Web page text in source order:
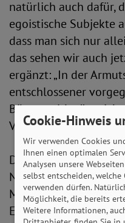
natürlich auch dafür,
egoistische Subjekte
dass man sich nur
das sehen wir auch
ergänzt: „In der
entschlossener
Bürgergeld wäre
Vergleich zu Hartz IV.“
Dem Geschäftsführer
Niedersachsen, Dirk
Menschen auch
Entscheidungen im
Cookie-Hinweis
Wir verwenden Cookies
Ihnen einen optimalen
Analysen unsere
selbst entscheiden,
verwenden dürfen.
Möglichkeit, die bereits
Weitere Informationen,